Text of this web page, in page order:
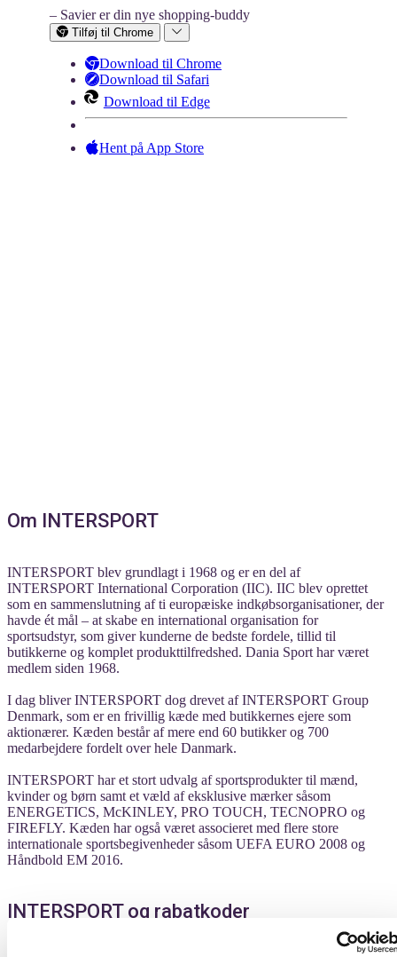
– Savier er din nye shopping-buddy
Tilføj til Chrome
Download til Chrome
Download til Safari
Download til Edge
Hent på App Store
Om INTERSPORT
INTERSPORT blev grundlagt i 1968 og er en del af
INTERSPORT International Corporation (IIC). IIC blev oprettet
som en sammenslutning af ti europæiske indkøbsorganisationer, der
havde ét mål – at skabe en international organisation for
sportsudstyr, som giver kunderne de bedste fordele, tillid til
butikkerne og komplet produkttilfredshed. Dania Sport har været
medlem siden 1968.
I dag bliver INTERSPORT dog drevet af INTERSPORT Group
Denmark, som er en frivillig kæde med butikkernes ejere som
aktionærer. Kæden består af mere end 60 butikker og 700
medarbejdere fordelt over hele Danmark.
INTERSPORT har et stort udvalg af sportsprodukter til mænd,
kvinder og børn samt et væld af eksklusive mærker såsom
ENERGETICS, McKINLEY, PRO TOUCH, TECNOPRO og
FIREFLY. Kæden har også været associeret med flere store
internationale sportsbegivenheder såsom UEFA EURO 2008 og
Håndbold EM 2016.
INTERSPORT og rabatkoder